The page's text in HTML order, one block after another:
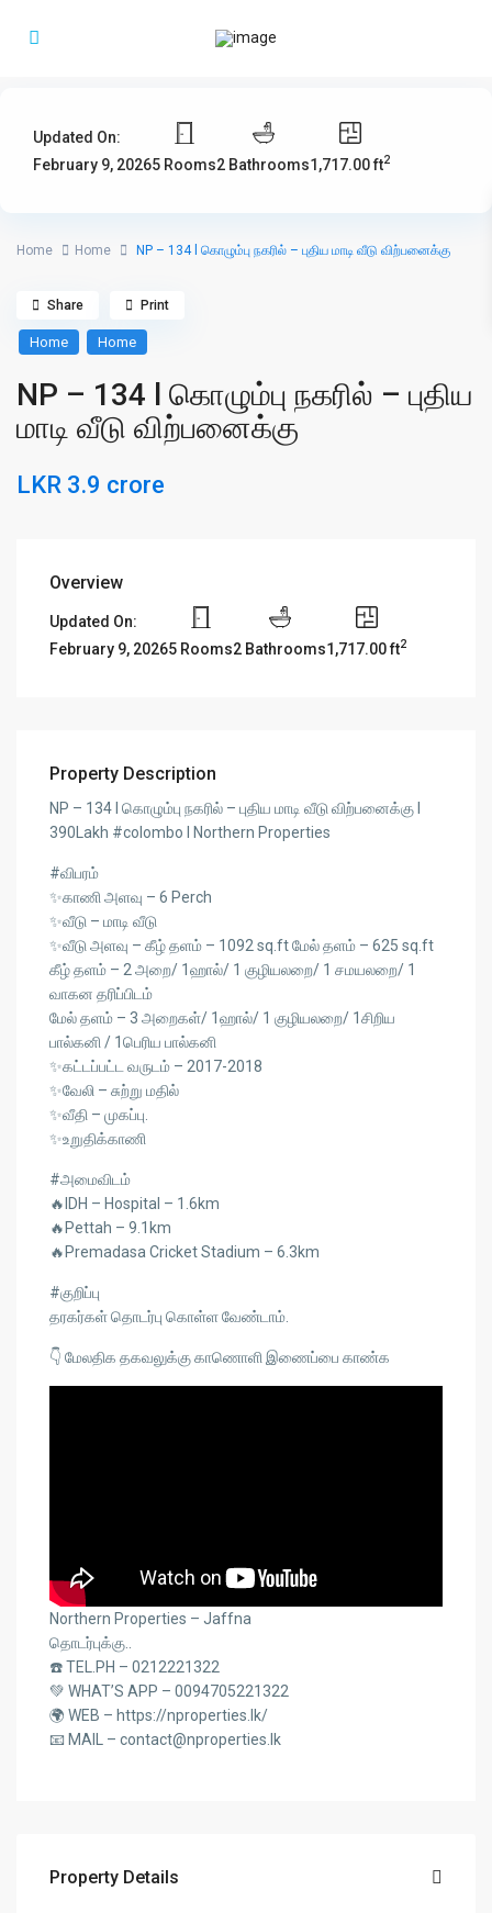
Updated On:
February 9, 20265 Rooms2 Bathrooms1,717.00 ft2
Home Home NP – 134 l கொழும்பு நகரில் – புதிய மாடி வீடு விற்பனைக்கு
Home Home
NP – 134 l கொழும்பு நகரில் – புதிய
மாடி வீடு விற்பனைக்கு
LKR 3.9 crore
Share Print
Overview
Updated On:
February 9, 20265 Rooms2 Bathrooms1,717.00 ft2
Property Description
NP – 134 l கொழும்பு நகரில் – புதிய மாடி வீடு விற்பனைக்கு l
390Lakh #colombo l Northern Properties
#விபரம்
✨காணி அளவு – 6 Perch
✨வீடு – மாடி வீடு
✨வீடு அளவு – கீழ் தளம் – 1092 sq.ft மேல் தளம் – 625 sq.ft
கீழ் தளம் – 2 அறை/ 1ஹால்/ 1 குழியலறை/ 1 சமயலறை/ 1
வாகன தரிப்பிடம்
மேல் தளம் – 3 அறைகள்/ 1ஹால்/ 1 குழியலறை/ 1சிறிய
பால்கனி / 1பெரிய பால்கனி
✨கட்டப்பட்ட வருடம் – 2017-2018
✨வேலி – சுற்று மதில்
✨வீதி – முகப்பு.
✨உறுதிக்காணி
#அமைவிடம்
🔥IDH – Hospital – 1.6km
🔥Pettah – 9.1km
🔥Premadasa Cricket Stadium – 6.3km
#குறிப்பு
தரகர்கள் தொடர்பு கொள்ள வேண்டாம்.
👇 மேலதிக தகவலுக்கு காணொளி இணைப்பை காண்க
Northern Properties – Jaffna
தொடர்புக்கு..
☎️ TEL.PH – 0212221322
💚 WHAT’S APP – 0094705221322
🌍 WEB – https://nproperties.lk/
📧 MAIL – contact@nproperties.lk
Property Details